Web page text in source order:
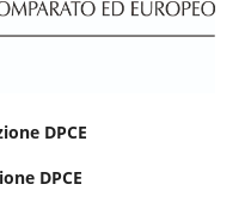
DPCE
DPCE